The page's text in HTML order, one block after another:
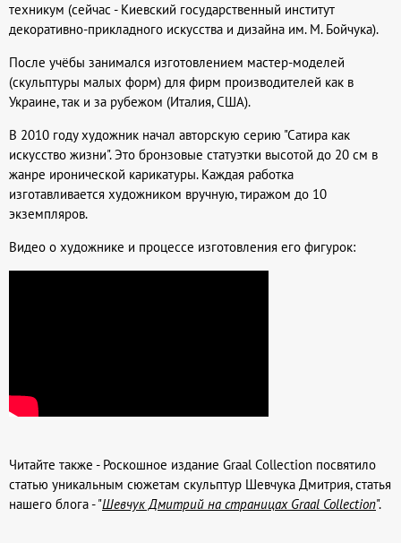
техникум (сейчас - Киевский государственный институт
декоративно-прикладного искусства и дизайна им. М. Бойчука).
После учёбы занимался изготовлением мастер-моделей
(скульптуры малых форм) для фирм производителей как в
Украине, так и за рубежом (Италия, США).
В 2010 году художник начал авторскую серию "Сатира как
искусство жизни". Это бронзовые статуэтки высотой до 20 см в
жанре иронической карикатуры. Каждая работка
изготавливается художником вручную, тиражом до 10
экземпляров.
Видео о художнике и процессе изготовления его фигурок:
Читайте также - Роскошное издание Graal Collection посвятило
статью уникальным сюжетам скульптур Шевчука Дмитрия, статья
нашего блога - "Шевчук Дмитрий на страницах Graal Collection".